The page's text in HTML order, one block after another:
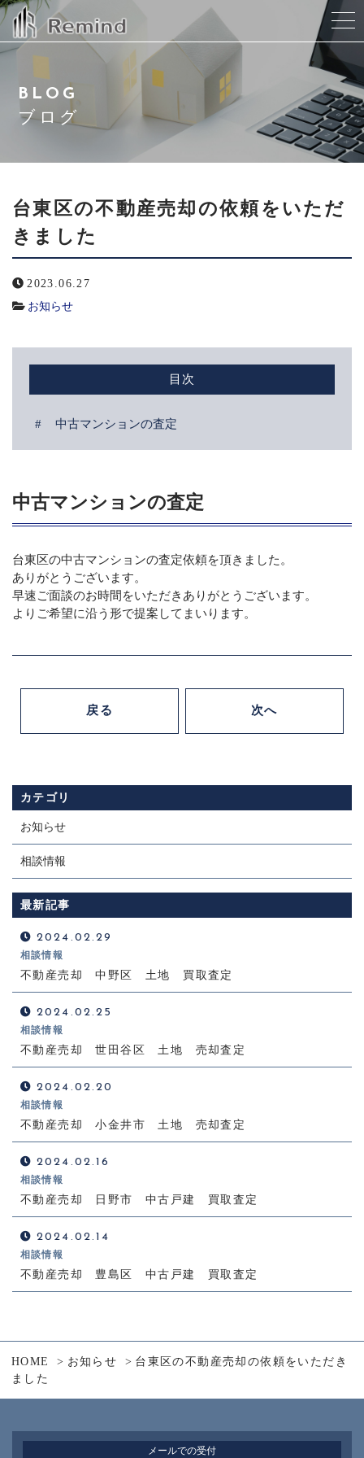
スタッフ紹介
会社概要
よくある質問
ブログ
CONTACT
お電話での受付
042-312-0882
受付時間：9:30〜18:30（定休：水曜・日曜）
BLOG
ブログ
台東区の不動産売却の依頼をいただ
きました
2023.06.27
お知らせ
目次
中古マンションの査定
中古マンションの査定
台東区の中古マンションの査定依頼を頂きました。
ありがとうございます。
早速ご面談のお時間をいただきありがとうございます。
よりご希望に沿う形で提案してまいります。
戻る 次へ
カテゴリ
お知らせ
相談情報
最新記事
2024.02.29
相談情報
不動産売却 中野区 土地 買取査定
2024.02.25
相談情報
不動産売却 世田谷区 土地 売却査定
2024.02.20
相談情報
不動産売却 小金井市 土地 売却査定
2024.02.16
相談情報
不動産売却 日野市 中古戸建 買取査定
2024.02.14
相談情報
不動産売却 豊島区 中古戸建 買取査定
HOME お知らせ
台東区の不動産売却の依頼をいただき
ました
メールでの受付